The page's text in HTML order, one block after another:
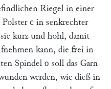
Riegel in einer
Polster c in senkrechter
kurz und hohl, damit
kann, die frei in
Spindel o soll das Garn
werden, wie dieß in